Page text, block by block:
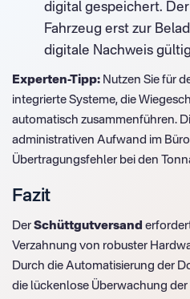
digital gespeichert.
Fahrzeug erst zur
digitale Nachweis
Experten-Tipp: Nutzen Sie für
integrierte Systeme, die
automatisch zusammenführen.
administrativen Aufwand im
Übertragungsfehler bei den
Fazit
Der Schüttgutversand
Verzahnung von robuster
Durch die Automatisierung der
die lückenlose Überwachung